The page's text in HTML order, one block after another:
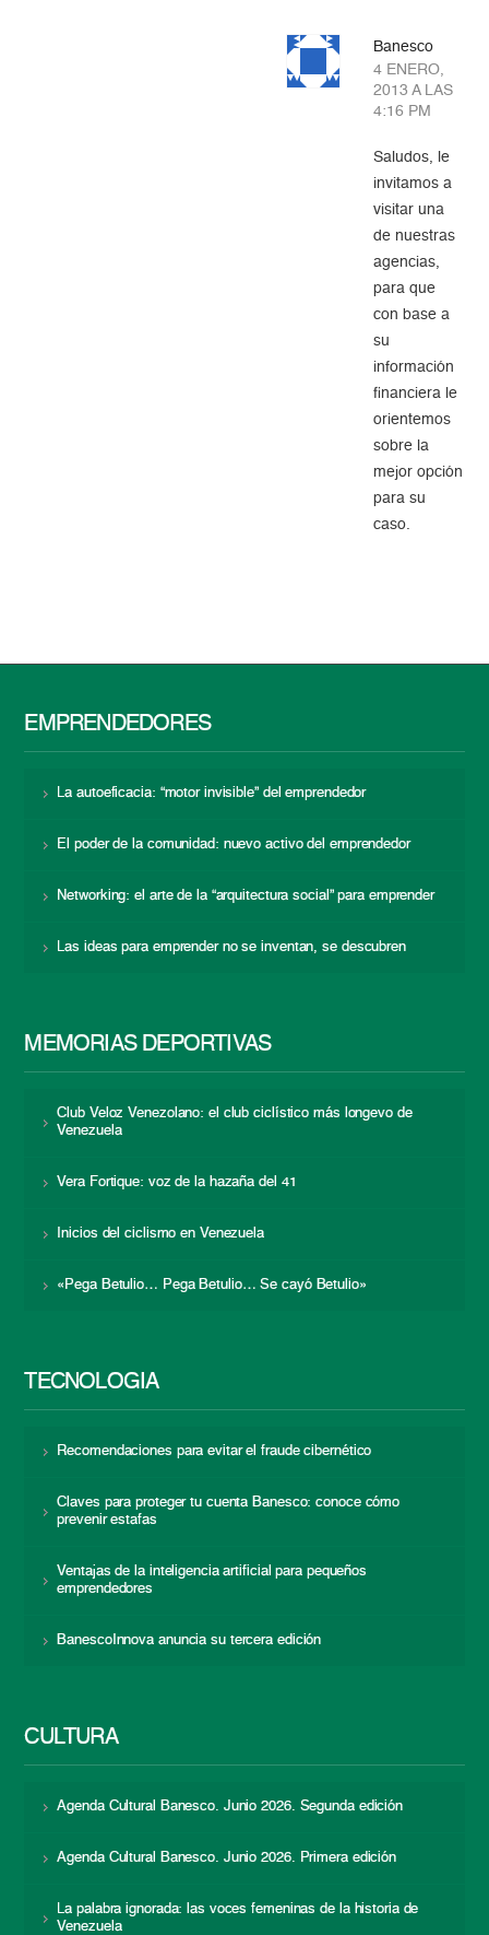
Banesco
4 ENERO,
2013 A LAS
4:16 PM
Saludos, le
invitamos a
visitar una
de nuestras
agencias,
para que
con base a
su
información
financiera le
orientemos
sobre la
mejor opción
para su
caso.
EMPRENDEDORES
La autoeficacia: “motor invisible” del emprendedor
El poder de la comunidad: nuevo activo del emprendedor
Networking: el arte de la “arquitectura social” para emprender
Las ideas para emprender no se inventan, se descubren
MEMORIAS DEPORTIVAS
Club Veloz Venezolano: el club ciclístico más longevo de
Venezuela
Vera Fortique: voz de la hazaña del 41
Inicios del ciclismo en Venezuela
«Pega Betulio… Pega Betulio… Se cayó Betulio»
TECNOLOGÍA
Recomendaciones para evitar el fraude cibernético
Claves para proteger tu cuenta Banesco: conoce cómo
prevenir estafas
Ventajas de la inteligencia artificial para pequeños
emprendedores
BanescoInnova anuncia su tercera edición
CULTURA
Agenda Cultural Banesco. Junio 2026. Segunda edición
Agenda Cultural Banesco. Junio 2026. Primera edición
La palabra ignorada: las voces femeninas de la historia de
Venezuela